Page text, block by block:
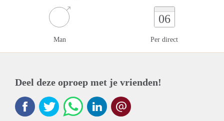
Man
06
Per direct
Deel deze oproep met je vrienden!